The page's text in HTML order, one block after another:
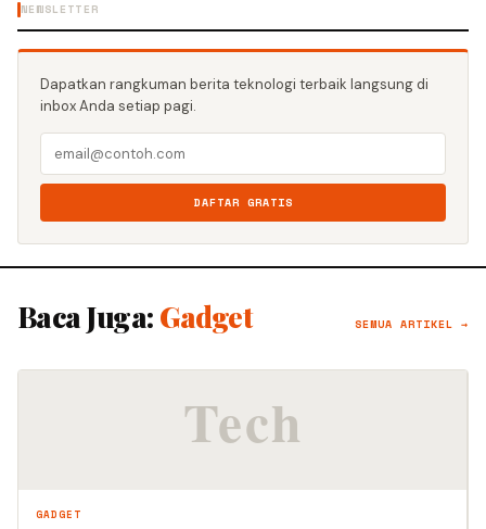
NEWSLETTER
Dapatkan rangkuman berita teknologi terbaik langsung di
inbox Anda setiap pagi.
DAFTAR GRATIS
Baca Juga: Gadget SEMUA ARTIKEL →
GADGET